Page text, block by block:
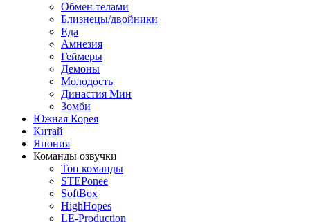
Обмен телами
Близнецы/двойники
Еда
Амнезия
Геймеры
Демоны
Молодость
Династия Мин
Зомби
Южная Корея
Китай
Япония
Команды озвучки
Топ команды
STEPonee
SoftBox
HighHopes
LE-Production